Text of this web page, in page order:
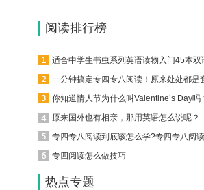
阅读排行榜
一分钟搞定专四专八阅读！原来处处都是
你知道情人节为什么叫Valentine’s Day吗
原来国外也有相亲，那用英语怎么说呢？
专四专八阅读到底该怎么学?专四专八阅
专四阅读怎么做技巧
热点专题